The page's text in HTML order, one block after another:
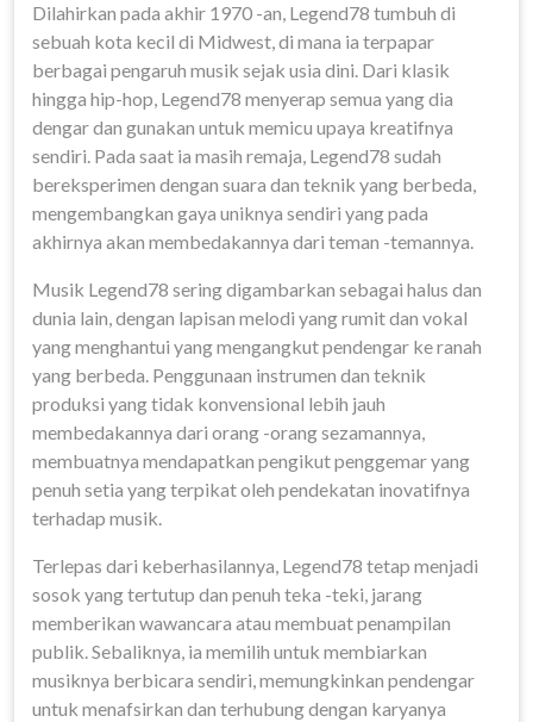
Dilahirkan pada akhir 1970 -an, Legend78 tumbuh di
sebuah kota kecil di Midwest, di mana ia terpapar
berbagai pengaruh musik sejak usia dini. Dari klasik
hingga hip-hop, Legend78 menyerap semua yang dia
dengar dan gunakan untuk memicu upaya kreatifnya
sendiri. Pada saat ia masih remaja, Legend78 sudah
bereksperimen dengan suara dan teknik yang berbeda,
mengembangkan gaya uniknya sendiri yang pada
akhirnya akan membedakannya dari teman -temannya.
Musik Legend78 sering digambarkan sebagai halus dan
dunia lain, dengan lapisan melodi yang rumit dan vokal
yang menghantui yang mengangkut pendengar ke ranah
yang berbeda. Penggunaan instrumen dan teknik
produksi yang tidak konvensional lebih jauh
membedakannya dari orang -orang sezamannya,
membuatnya mendapatkan pengikut penggemar yang
penuh setia yang terpikat oleh pendekatan inovatifnya
terhadap musik.
Terlepas dari keberhasilannya, Legend78 tetap menjadi
sosok yang tertutup dan penuh teka -teki, jarang
memberikan wawancara atau membuat penampilan
publik. Sebaliknya, ia memilih untuk membiarkan
musiknya berbicara sendiri, memungkinkan pendengar
untuk menafsirkan dan terhubung dengan karyanya